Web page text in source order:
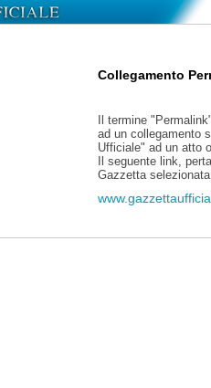
Collegamento
Il termine
ad un collegamento
Ufficiale" ad un atto
Il seguente link,
Gazzetta